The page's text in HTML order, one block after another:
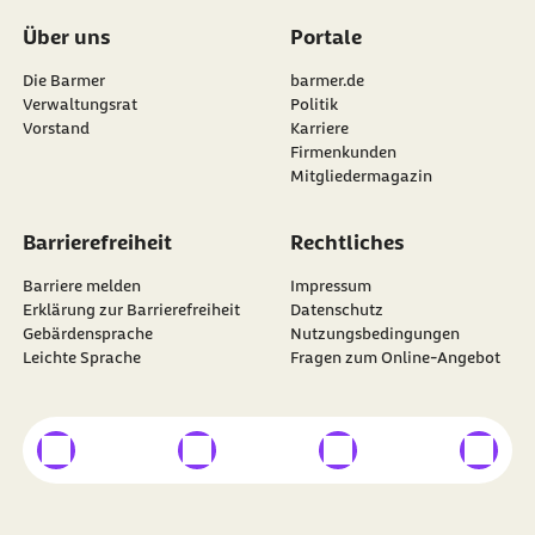
Über uns
Die Barmer
Verwaltungsrat
Vorstand
Portale
barmer.de
Politik
Karriere
Firmenkunden
Mitgliedermagazin
Barrierefreiheit
Barriere melden
Erklärung zur Barrierefreiheit
Gebärdensprache
Leichte Sprache
Rechtliches
Impressum
Datenschutz
Nutzungsbedingungen
Fragen zum Online-Angebot
Besuchen Sie dieBARMER auf
externer Link externer Link externer Link